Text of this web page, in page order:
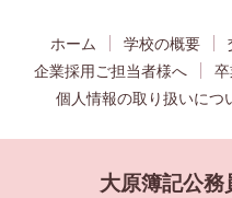
ホーム 学校の概要
企業採用ご担当者様へ
個人情報の取り扱いにつ
大原簿記公